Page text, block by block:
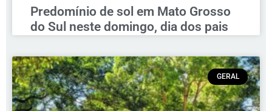
Predomínio de sol em Mato Grosso
do Sul neste domingo, dia dos pais
GERAL